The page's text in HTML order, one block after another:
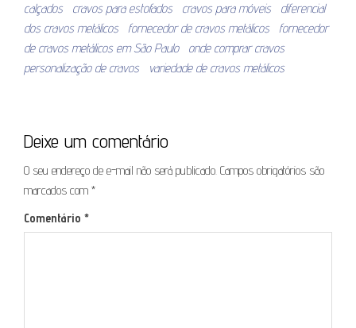
calçados
cravos para estofados cravos para móveis
diferencial
dos cravos metálicos
fornecedor de cravos metálicos
fornecedor
de cravos metálicos em São Paulo
onde comprar cravos
personalização de cravos
variedade de cravos metálicos
Deixe um comentário
O seu endereço de e-mail não será publicado. Campos obrigatórios são
marcados com *
Comentário *